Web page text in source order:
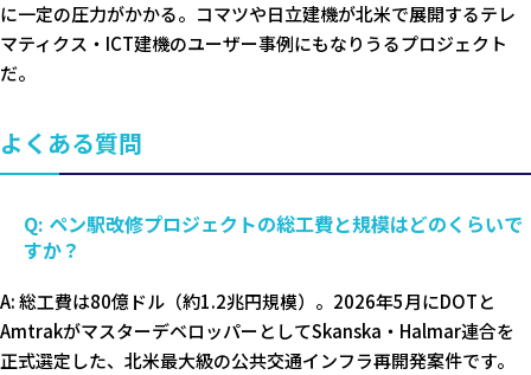
に一定の圧力がかかる。コマツや日立建機が北米で展開するテレ
マティクス・ICT建機のユーザー事例にもなりうるプロジェクト
だ。
よくある質問
Q: ペン駅改修プロジェクトの総工費と規模はどのくらいで
すか？
A: 総工費は80億ドル（約1.2兆円規模）。2026年5月にDOTと
AmtrakがマスターデベロッパーとしてSkanska・Halmar連合を
正式選定した、北米最大級の公共交通インフラ再開発案件です。